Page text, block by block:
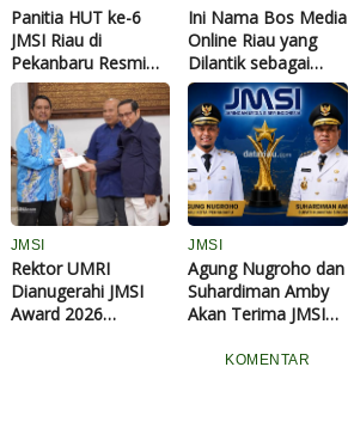
Panitia HUT ke-6
JMSI Riau di
Pekanbaru Resmi
Dibubarkan, Kota
Dumai Tuan Rumah
Selanjutnya
Ini Nama Bos Media
Online Riau yang
Dilantik sebagai
Pengurus JMSI Riau
Periode 2025-2030
JMSI
Rektor UMRI
Dianugerahi JMSI
Award 2026
JMSI
Agung Nugroho dan
Suhardiman Amby
Akan Terima JMSI
pada Puncak HUT
KOMENTAR